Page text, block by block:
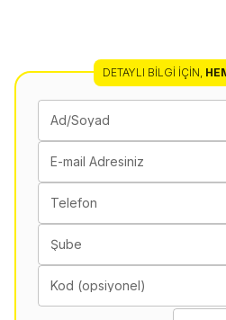
DETAYLI BILGI İÇIN,
Ad/Soyad
E-mail Adresiniz
Telefon
Şube
Kod (opsiyonel)